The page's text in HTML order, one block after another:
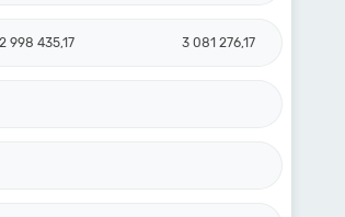
2 998 435,17 3 081 276,17